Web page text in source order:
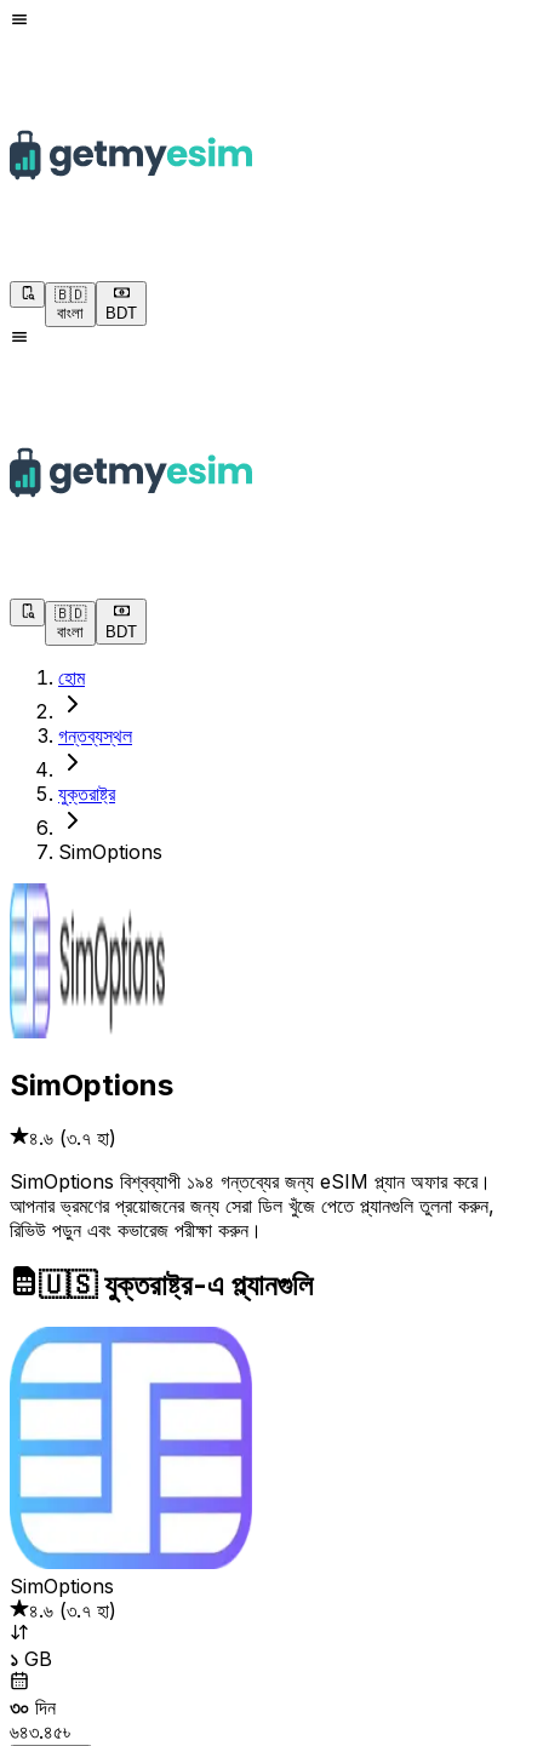
🇧🇩
বাংলা
BDT
🇧🇩
বাংলা
BDT
হোম
গন্তব্যস্থল
যুক্তরাষ্ট্র
SimOptions
SimOptions
৪.৬ (৩.৭ হা)
SimOptions বিশ্বব্যাপী ১৯৪ গন্তব্যের জন্য eSIM প্ল্যান অফার করে।
আপনার ভ্রমণের প্রয়োজনের জন্য সেরা ডিল খুঁজে পেতে প্ল্যানগুলি তুলনা করুন,
রিভিউ পড়ুন এবং কভারেজ পরীক্ষা করুন।
🇺🇸 যুক্তরাষ্ট্র-এ প্ল্যানগুলি
SimOptions
৪.৬ (৩.৭ হা)
১ GB
৩০ দিন
৬৪৩.৪৫৳